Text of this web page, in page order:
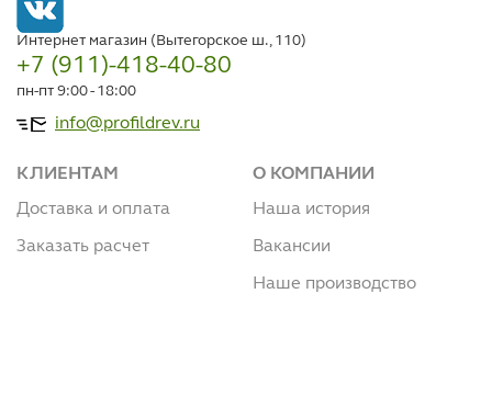
Интернет магазин (Вытегорское ш., 110)
+7 (911)-418-40-80
пн-пт 9:00 - 18:00
info@profildrev.ru
КЛИЕНТАМ
Доставка и оплата
Заказать расчет
О КОМПАНИИ
Наша история
Вакансии
Наше производство